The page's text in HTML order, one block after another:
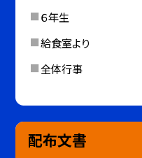
６年生
給食室より
全体行事
配布文書